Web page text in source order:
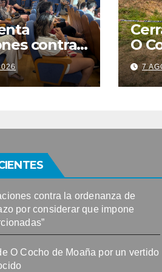
contra
de
del
por
O
por
7
contra la ordenanza de
por considerar que impone
O Cocho de Moaña por un vertido